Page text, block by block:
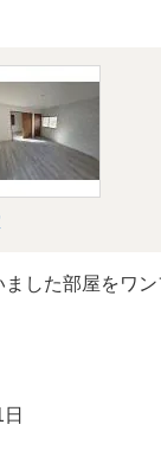
した部屋をワ